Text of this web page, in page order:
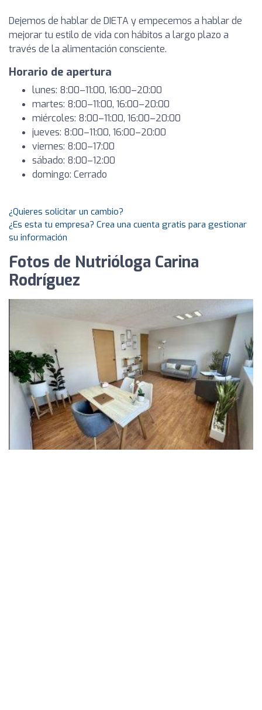
Dejemos de hablar de DIETA y empecemos a hablar de
mejorar tu estilo de vida con hábitos a largo plazo a
través de la alimentación consciente.
Horario de apertura
lunes: 8:00–11:00, 16:00–20:00
martes: 8:00–11:00, 16:00–20:00
miércoles: 8:00–11:00, 16:00–20:00
jueves: 8:00–11:00, 16:00–20:00
viernes: 8:00–17:00
sábado: 8:00–12:00
domingo: Cerrado
¿Quieres solicitar un cambio?
¿Es esta tu empresa? Crea una cuenta gratis para gestionar
su información
Fotos de Nutrióloga Carina
Rodríguez